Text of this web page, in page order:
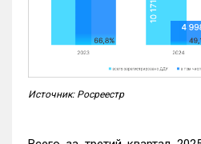
Источник: Росреестр